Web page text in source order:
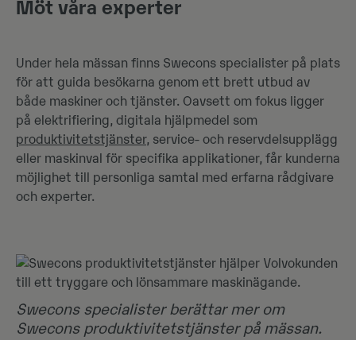
Möt våra experter
Under hela mässan finns Swecons specialister på plats
för att guida besökarna genom ett brett utbud av
både maskiner och tjänster. Oavsett om fokus ligger
på elektrifiering, digitala hjälpmedel som
produktivitetstjänster, service- och reservdelsupplägg
eller maskinval för specifika applikationer, får kunderna
möjlighet till personliga samtal med erfarna rådgivare
och experter.
Swecons specialister berättar mer om
Swecons produktivitetstjänster på mässan.